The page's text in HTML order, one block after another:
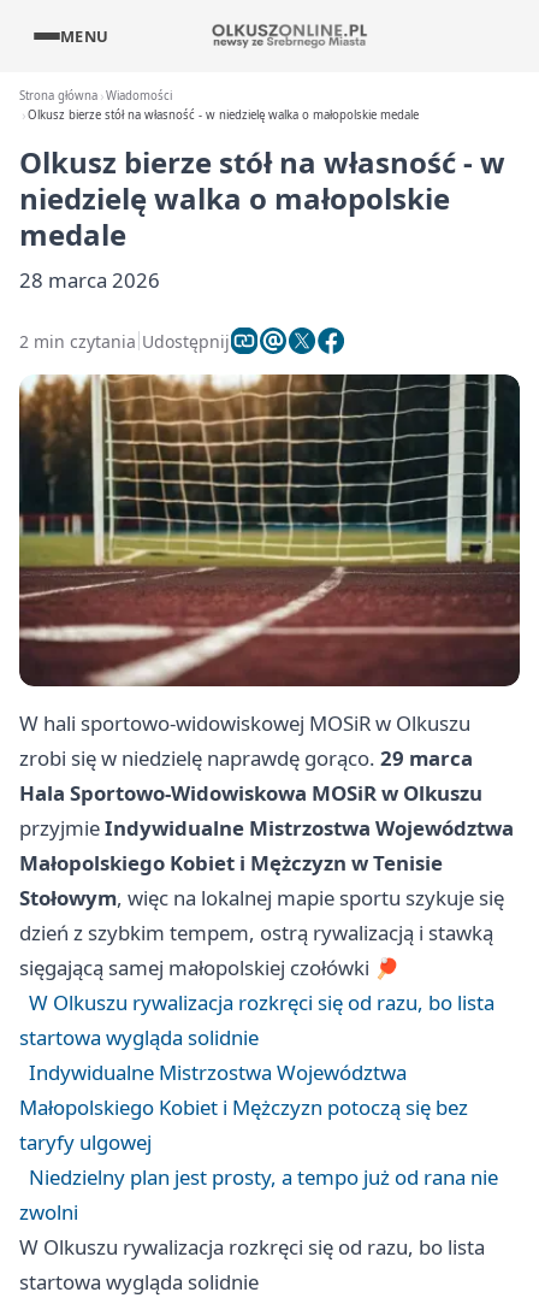
MENU
Strona główna Wiadomości
Olkusz bierze stół na własność - w niedzielę walka o małopolskie medale
Olkusz bierze stół na własność - w
niedzielę walka o małopolskie
medale
28 marca 2026
2 min czytania Udostępnij
W hali sportowo-widowiskowej MOSiR w Olkuszu
zrobi się w niedzielę naprawdę gorąco. 29 marca
Hala Sportowo-Widowiskowa MOSiR w Olkuszu
przyjmieIndywidualne Mistrzostwa Województwa
Małopolskiego Kobiet i Mężczyzn w Tenisie
Stołowym, więc na lokalnej mapie sportu szykuje się
dzień z szybkim tempem, ostrą rywalizacją i stawką
sięgającą samej małopolskiej czołówki 🏓
W Olkuszu rywalizacja rozkręci się od razu, bo lista
startowa wygląda solidnie
Indywidualne Mistrzostwa Województwa
Małopolskiego Kobiet i Mężczyzn potoczą się bez
taryfy ulgowej
Niedzielny plan jest prosty, a tempo już od rana nie
zwolni
W Olkuszu rywalizacja rozkręci się od razu, bo lista
startowa wygląda solidnie